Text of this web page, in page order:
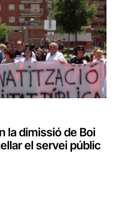
la dimissió de Boi
el servei públic